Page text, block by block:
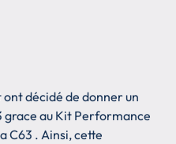
décidé de donner un
grace au Kit Performance
C63 . Ainsi, cette